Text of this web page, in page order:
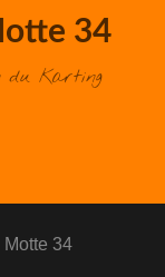
34
du Karting
34